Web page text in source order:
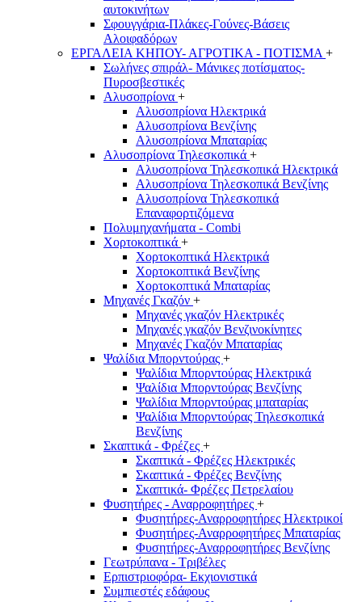
αυτοκινήτων
Σφουγγάρια-Πλάκες-Γούνες-Βάσεις
Αλοιφαδόρων
ΕΡΓΑΛΕΙΑ ΚΗΠΟΥ- ΑΓΡΟΤΙΚΑ - ΠΟΤΙΣΜΑ +
Σωλήνες σπιράλ- Μάνικες ποτίσματος-
Πυροσβεστικές
Αλυσοπρίονα +
Αλυσοπρίονα Ηλεκτρικά
Αλυσοπρίονα Βενζίνης
Αλυσοπρίονα Μπαταρίας
Αλυσοπρίονα Τηλεσκοπικά +
Αλυσοπρίονα Τηλεσκοπικά Ηλεκτρικά
Αλυσοπρίονα Τηλεσκοπικά Βενζίνης
Αλυσοπρίονα Τηλεσκοπικά
Επαναφορτιζόμενα
Πολυμηχανήματα - Combi
Χορτοκοπτικά +
Χορτοκοπτικά Ηλεκτρικά
Χορτοκοπτικά Βενζίνης
Χορτοκοπτικά Μπαταρίας
Μηχανές Γκαζόν +
Μηχανές γκαζόν Ηλεκτρικές
Μηχανές γκαζόν Βενζινοκίνητες
Μηχανές Γκαζόν Μπαταρίας
Ψαλίδια Μπορντούρας +
Ψαλίδια Μπορντούρας Hλεκτρικά
Ψαλίδια Μπορντούρας Βενζίνης
Ψαλίδια Μπορντούρας μπαταρίας
Ψαλίδια Μπορντούρας Τηλεσκοπικά
Βενζίνης
Σκαπτικά - Φρέζες +
Σκαπτικά - Φρέζες Ηλεκτρικές
Σκαπτικά - Φρέζες Βενζίνης
Σκαπτικά- Φρέζες Πετρελαίου
Φυσητήρες - Αναρροφητήρες +
Φυσητήρες-Αναρροφητήρες Ηλεκτρικοί
Φυσητήρες-Αναρροφητήρες Μπαταρίας
Φυσητήρες-Αναρροφητήρες Βενζίνης
Γεωτρύπανα - Τριβέλες
Ερπιστριοφόρα- Εκχιονιστικά
Συμπιεστές εδάφους